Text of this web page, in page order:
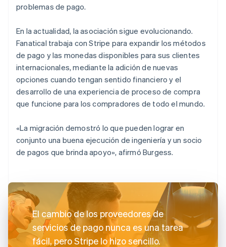
problemas de pago.
En la actualidad, la asociación sigue evolucionando.
Fanatical trabaja con Stripe para expandir los métodos
de pago y las monedas disponibles para sus clientes
internacionales, mediante la adición de nuevas
opciones cuando tengan sentido financiero y el
desarrollo de una experiencia de proceso de compra
que funcione para los compradores de todo el mundo.
«La migración demostró lo que pueden lograr en
conjunto una buena ejecución de ingeniería y un socio
de pagos que brinda apoyo», afirmó Burgess.
El cambio de los proveedores de
servicios de pago nunca es una tarea
fácil, pero Stripe lo hizo sencillo.